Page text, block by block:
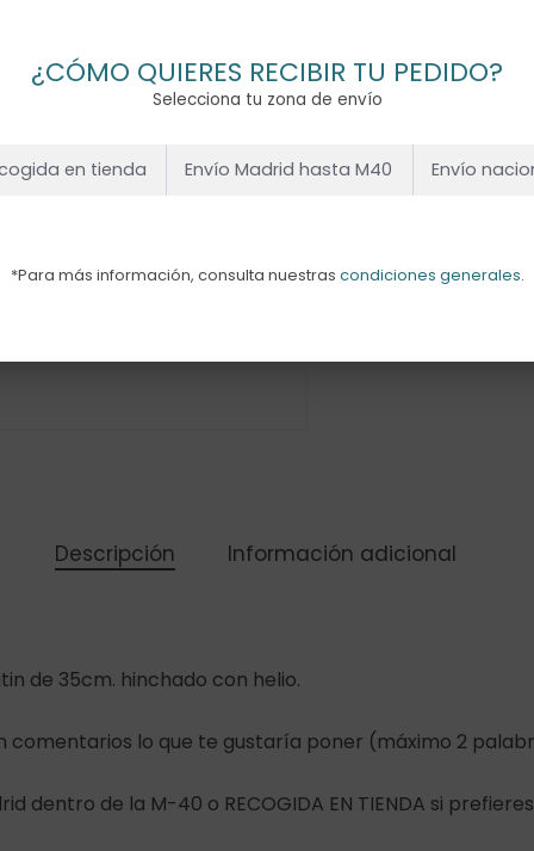
Descripción Información adicional
de 35cm. hinchado con helio.
comentarios lo que te gustaría poner (máximo 2
dentro de la M-40 o RECOGIDA EN TIENDA si
¿CÓMO QUIERES RECIBIR TU PEDIDO?
Selecciona tu zona de envío
en tienda Envío Madrid hasta M40 Envío
*Para más información, consulta nuestras condiciones generales.